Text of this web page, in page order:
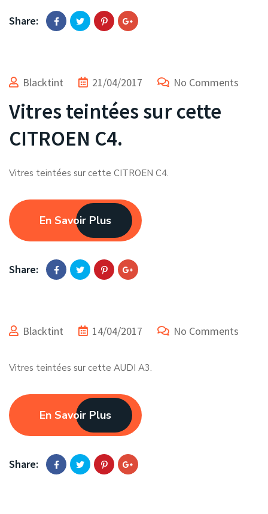
Share:
Blacktint 21/04/2017 No Comments
Vitres teintées sur cette
CITROEN C4.
Vitres teintées sur cette CITROEN C4.
En Savoir Plus
Share:
Blacktint 14/04/2017 No Comments
Vitres teintées sur cette AUDI A3.
En Savoir Plus
Share: